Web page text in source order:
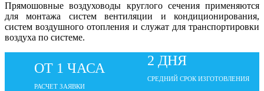
Прямошовные воздуховоды круглого сечения применяются
для монтажа систем вентиляции и кондиционирования,
систем воздушного отопления и служат для транспортировки
воздуха по системе.
ОТ 1 ЧАСА
РАСЧЕТ ЗАЯВКИ
2 ДНЯ
СРЕДНИЙ СРОК ИЗГОТОВЛЕНИЯ